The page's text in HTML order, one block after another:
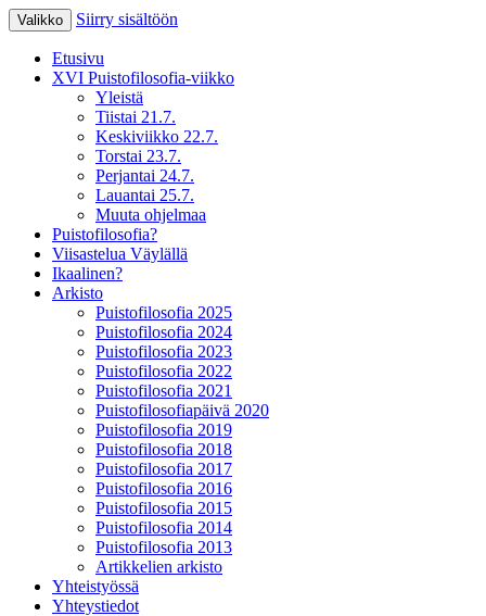
Puistofilosofia
15.-19.7.2025
Valikko Siirry sisältöön
Etusivu
XVI Puistofilosofia-viikko
Yleistä
Tiistai 21.7.
Keskiviikko 22.7.
Torstai 23.7.
Perjantai 24.7.
Lauantai 25.7.
Muuta ohjelmaa
Puistofilosofia?
Viisastelua Väylällä
Ikaalinen?
Arkisto
Puistofilosofia 2025
Puistofilosofia 2024
Puistofilosofia 2023
Puistofilosofia 2022
Puistofilosofia 2021
Puistofilosofiapäivä 2020
Puistofilosofia 2019
Puistofilosofia 2018
Puistofilosofia 2017
Puistofilosofia 2016
Puistofilosofia 2015
Puistofilosofia 2014
Puistofilosofia 2013
Artikkelien arkisto
Yhteistyössä
Yhteystiedot